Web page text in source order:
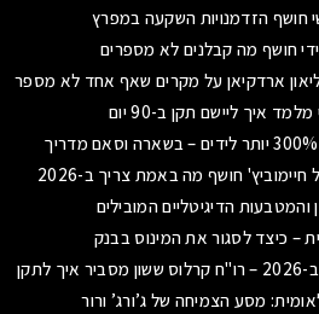
ארדקיאן על מקרים שאף אחד לא מספר
– כיצד לסגור את המינוס בבנק
מסע הצמיחה של ג’ורג’ ורור